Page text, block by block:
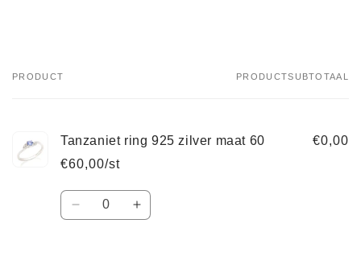
Je
PRODUCT PRODUCTSUBTOTAAL
Tanzaniet ring 925 zilver maat 60
€60,00/st
€0,00
Aantal
Aantal
Aantal